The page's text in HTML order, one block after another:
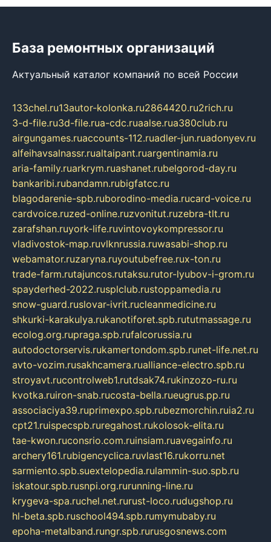
База ремонтных организаций
Актуальный каталог компаний по всей России
133chel.ru13autor-kolonka.ru2864420.ru2rich.ru
3-d-file.ru3d-file.rua-cdc.ruaalse.rua380club.ru
airgungames.ruaccounts-112.ruadler-jun.ruadonyev.ru
alfeihavsalnassr.rualtaipant.ruargentinamia.ru
aria-family.ruarkrym.ruashanet.rubelgorod-day.ru
bankaribi.rubandamn.rubigfatcc.ru
blagodarenie-spb.ruborodino-media.rucard-voice.ru
cardvoice.ruzed-online.ruzvonitut.ruzebra-tlt.ru
zarafshan.ruyork-life.ruvintovoykompressor.ru
vladivostok-map.ruvlknrussia.ruwasabi-shop.ru
webamator.ruzaryna.ruyoutubefree.rux-ton.ru
trade-farm.rutajuncos.rutaksu.rutor-lyubov-i-grom.ru
spayderhed-2022.rusplclub.rustoppamedia.ru
snow-guard.ruslovar-ivrit.rucleanmedicine.ru
shkurki-karakulya.rukanotiforet.spb.rututmassage.ru
ecolog.org.rupraga.spb.rufalcorussia.ru
autodoctorservis.rukamertondom.spb.runet-life.net.ru
avto-vozim.rusakhcamera.rualliance-electro.spb.ru
stroyavt.rucontrolweb1.rutdsak74.rukinzozo-ru.ru
kvotka.ruiron-snab.rucosta-bella.rueugrus.pp.ru
associaciya39.ruprimexpo.spb.rubezmorchin.ruia2.ru
cpt21.ruispecspb.ruregahost.rukolosok-elita.ru
tae-kwon.ruconsrio.com.ruinsiam.ruavegainfo.ru
archery161.rubigencyclica.ruvlast16.rukorru.net
sarmiento.spb.suextelopedia.rulammin-suo.spb.ru
iskatour.spb.rusnpi.org.rurunning-line.ru
krygeva-spa.ruchel.net.rurust-loco.rudugshop.ru
hl-beta.spb.ruschool494.spb.rumymubaby.ru
epoha-metalband.rungr.spb.rurusgosnews.com